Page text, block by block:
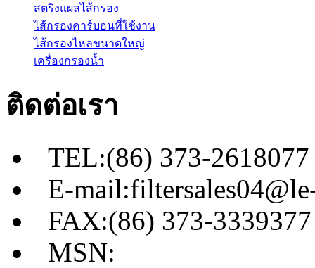
สตริงแผลไส้กรอง
ไส้กรองคาร์บอนที่ใช้งาน
ไส้กรองไหลขนาดใหญ่
เครื่องกรองน้ำ
ติดต่อเรา
TEL:(86) 373-2618077
E-
FAX:(86) 373-3339377
MSN: